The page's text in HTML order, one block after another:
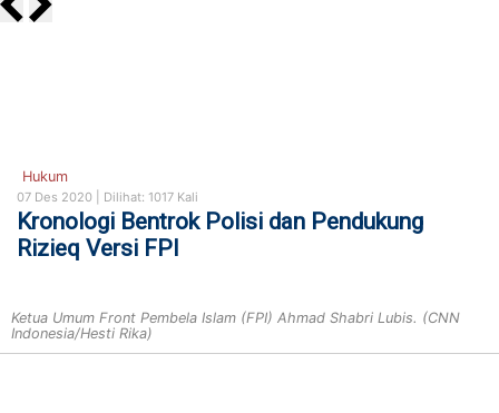
Hukum
07 Des 2020 | Dilihat: 1017 Kali
Kronologi Bentrok Polisi dan Pendukung
Rizieq Versi FPI
Ketua Umum Front Pembela Islam (FPI) Ahmad Shabri Lubis. (CNN
Indonesia/Hesti Rika)